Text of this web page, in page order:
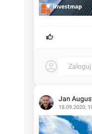
Jan
18.09.2020,